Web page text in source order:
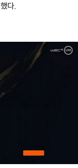
다.